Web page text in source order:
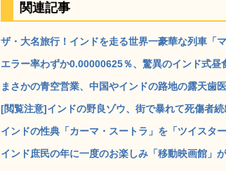
関連記事
ザ・大名旅行！インドを走る世界一豪華な列車
エラー率わずか0.00000625％、驚異のインド式
まさかの青空営業、中国やインドの路地の露天歯
[閲覧注意]インドの野良ゾウ、街で暴れて死傷者
インドの性典「カーマ・スートラ」を「ツイス
インド庶民の年に一度のお楽しみ「移動映画館」